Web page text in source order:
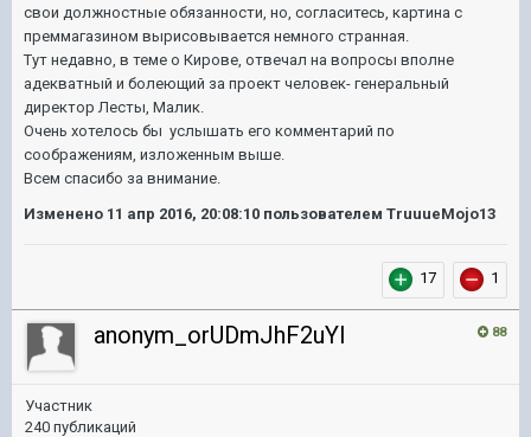
свои должностные обязанности, но, согласитесь, картина с
преммагазином вырисовывается немного странная.
Тут недавно, в теме о Кирове, отвечал на вопросы вполне
адекватный и болеющий за проект человек- генеральный
директор Лесты, Малик.
Очень хотелось бы услышать его комментарий по
соображениям, изложенным выше.
Всем спасибо за внимание.
Изменено 11 апр 2016, 20:08:10 пользователем TruuueMojo13
17 1
88
anonym_orUDmJhF2uYI
Участник
240 публикаций